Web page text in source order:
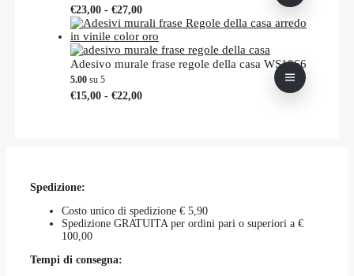
del
prodotto
€19,00
opzioni
possono
essere
scelte
nella
del
€23,00 - €27,00Fascia
di
prezzo:
da
€23,00
a
Questo
prodotto
ha
più
varianti.
Adesivo murale frase regole della casa WS1066
5.00 su 5
€15,00 - €22,00Fascia
Questo
scelte
nella
Spedizione:
Costo unico di spedizione € 5,90
Spedizione GRATUITA per ordini pari o superiori a €
100,00
Tempi di consegna: